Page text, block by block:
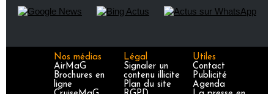
Nos médias
AirMaG
Brochures en
ligne
Légal
Signaler un
contenu illicite
Plan du site
Utiles
Contact
Publicité
Agenda